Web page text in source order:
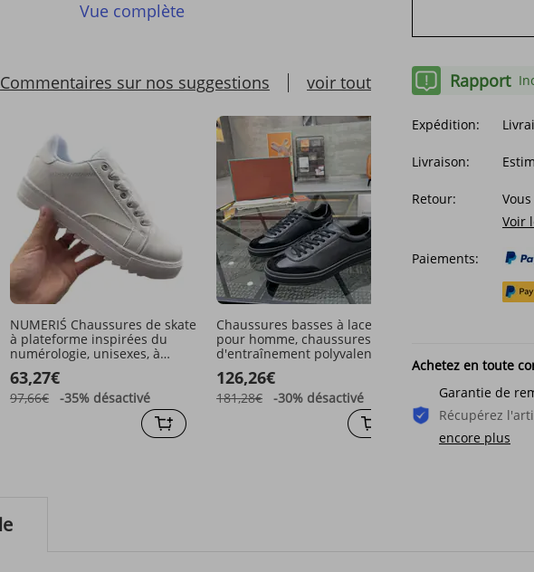
Vue complète
Commentaires sur nos suggestions voir tout
NUMERIŚ Chaussures de skate
à plateforme inspirées du
numérologie, unisexes, à
semelle épaisse
63,27€
97,66€ -35% désactivé
Chaussures basses à lacets
pour homme, chaussures
d'entraînement polyvalentes,
décontractées et tendance, en
cuir respirant et anti-velours.
126,26€
181,28€ -30% désactivé
respirantes,
172,58€
227,33€ -24%
Rapport
Expédition:
Livraison:
Retour:
Voir
Paiements:
Achetez en toute
Garantie de
Récupérez
encore plus